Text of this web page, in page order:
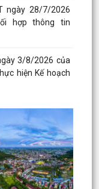
ngày 31/7/2026
mục khu đất
ngày 31/7/2026
bố kế hoạch,
về viêc công khai
ngày 02/7/2026